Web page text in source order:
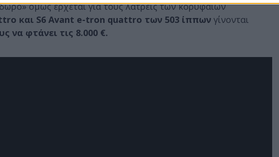
όμως έρχεται για τους λάτρεις των κορυφαίων
και S6 Avant e-tron quattro των 503 ίππων γίνονται
να φτάνει τις 8.000 €.